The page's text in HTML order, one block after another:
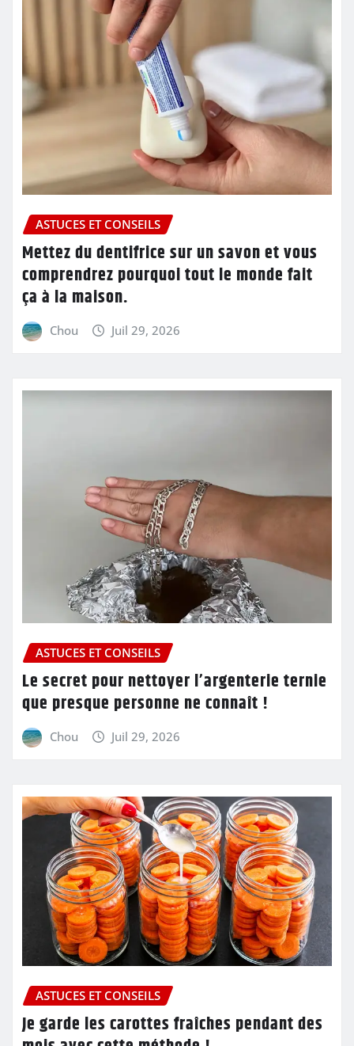
ASTUCES ET CONSEILS
Mettez du dentifrice sur un savon et vous
comprendrez pourquoi tout le monde fait
ça à la maison.
Chou Juil 29, 2026
ASTUCES ET CONSEILS
Le secret pour nettoyer l’argenterie ternie
que presque personne ne connaît !
Chou Juil 29, 2026
ASTUCES ET CONSEILS
Je garde les carottes fraîches pendant des